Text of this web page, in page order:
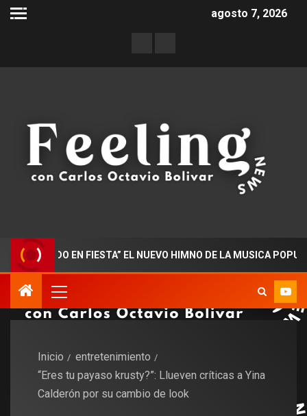
agosto 7, 2026
EN FIESTA” EL NUEVO HIMNO DE LA MUSICA POPULAR
Inicio
entretenimiento
“Eres tu payaso krusty?”: Llueven críticas a Yina
Calderón por su cambio de look